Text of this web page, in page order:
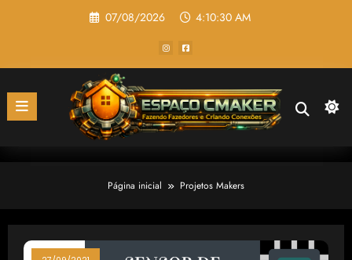
07/08/2026 4:10:30 AM
Página inicial Projetos Makers